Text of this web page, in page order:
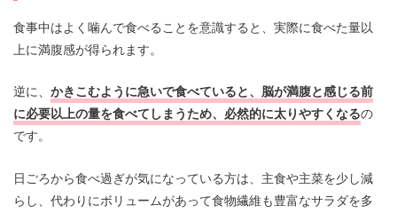
食事中はよく噛んで食べることを意識すると、実際に食べた量以
上に満腹感が得られます。
逆に、 かきこむように急いで食べていると、脳が満腹と感じる前
に必要以上の量を食べてしまうため、必然的に太りやすくなるの
です。
日ごろから食べ過ぎが気になっている方は、主食や主菜を少し減
らし、代わりにボリュームがあって食物繊維も豊富なサラダを多